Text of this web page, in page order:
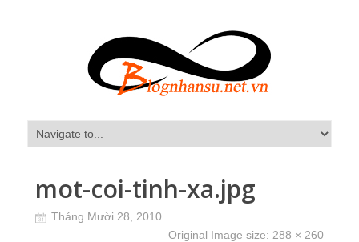
mot-coi-tinh-xa.jpg
Tháng Mười 28, 2010
Original Image size: 288 × 260